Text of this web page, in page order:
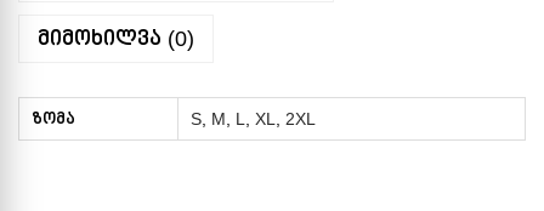
მიმოხილვა (0)
ზომა S M L XL 2XL